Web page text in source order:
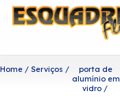
Home Serviços
porta de
alumínio em
vidro